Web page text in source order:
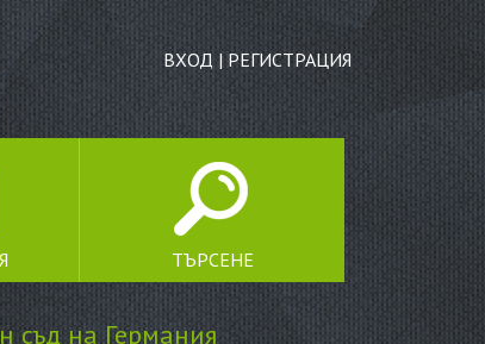
ВХОД | РЕГИСТРАЦИЯ
ТЪРСЕНЕ
ТЪРСЕНЕ
съд на Германия